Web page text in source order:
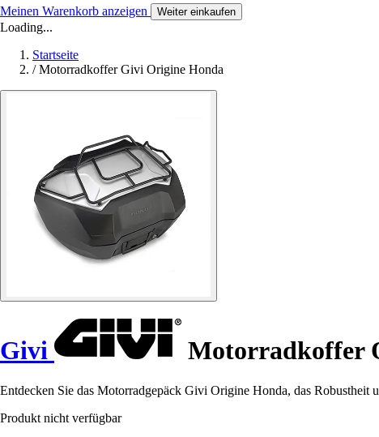
Meinen Warenkorb anzeigen Weiter einkaufen
Loading...
Startseite
/ Motorradkoffer Givi Origine Honda
Givi Motorradkoffer
Entdecken Sie das Motorradgepäck Givi Origine Honda, das Robustheit
Produkt nicht verfügbar